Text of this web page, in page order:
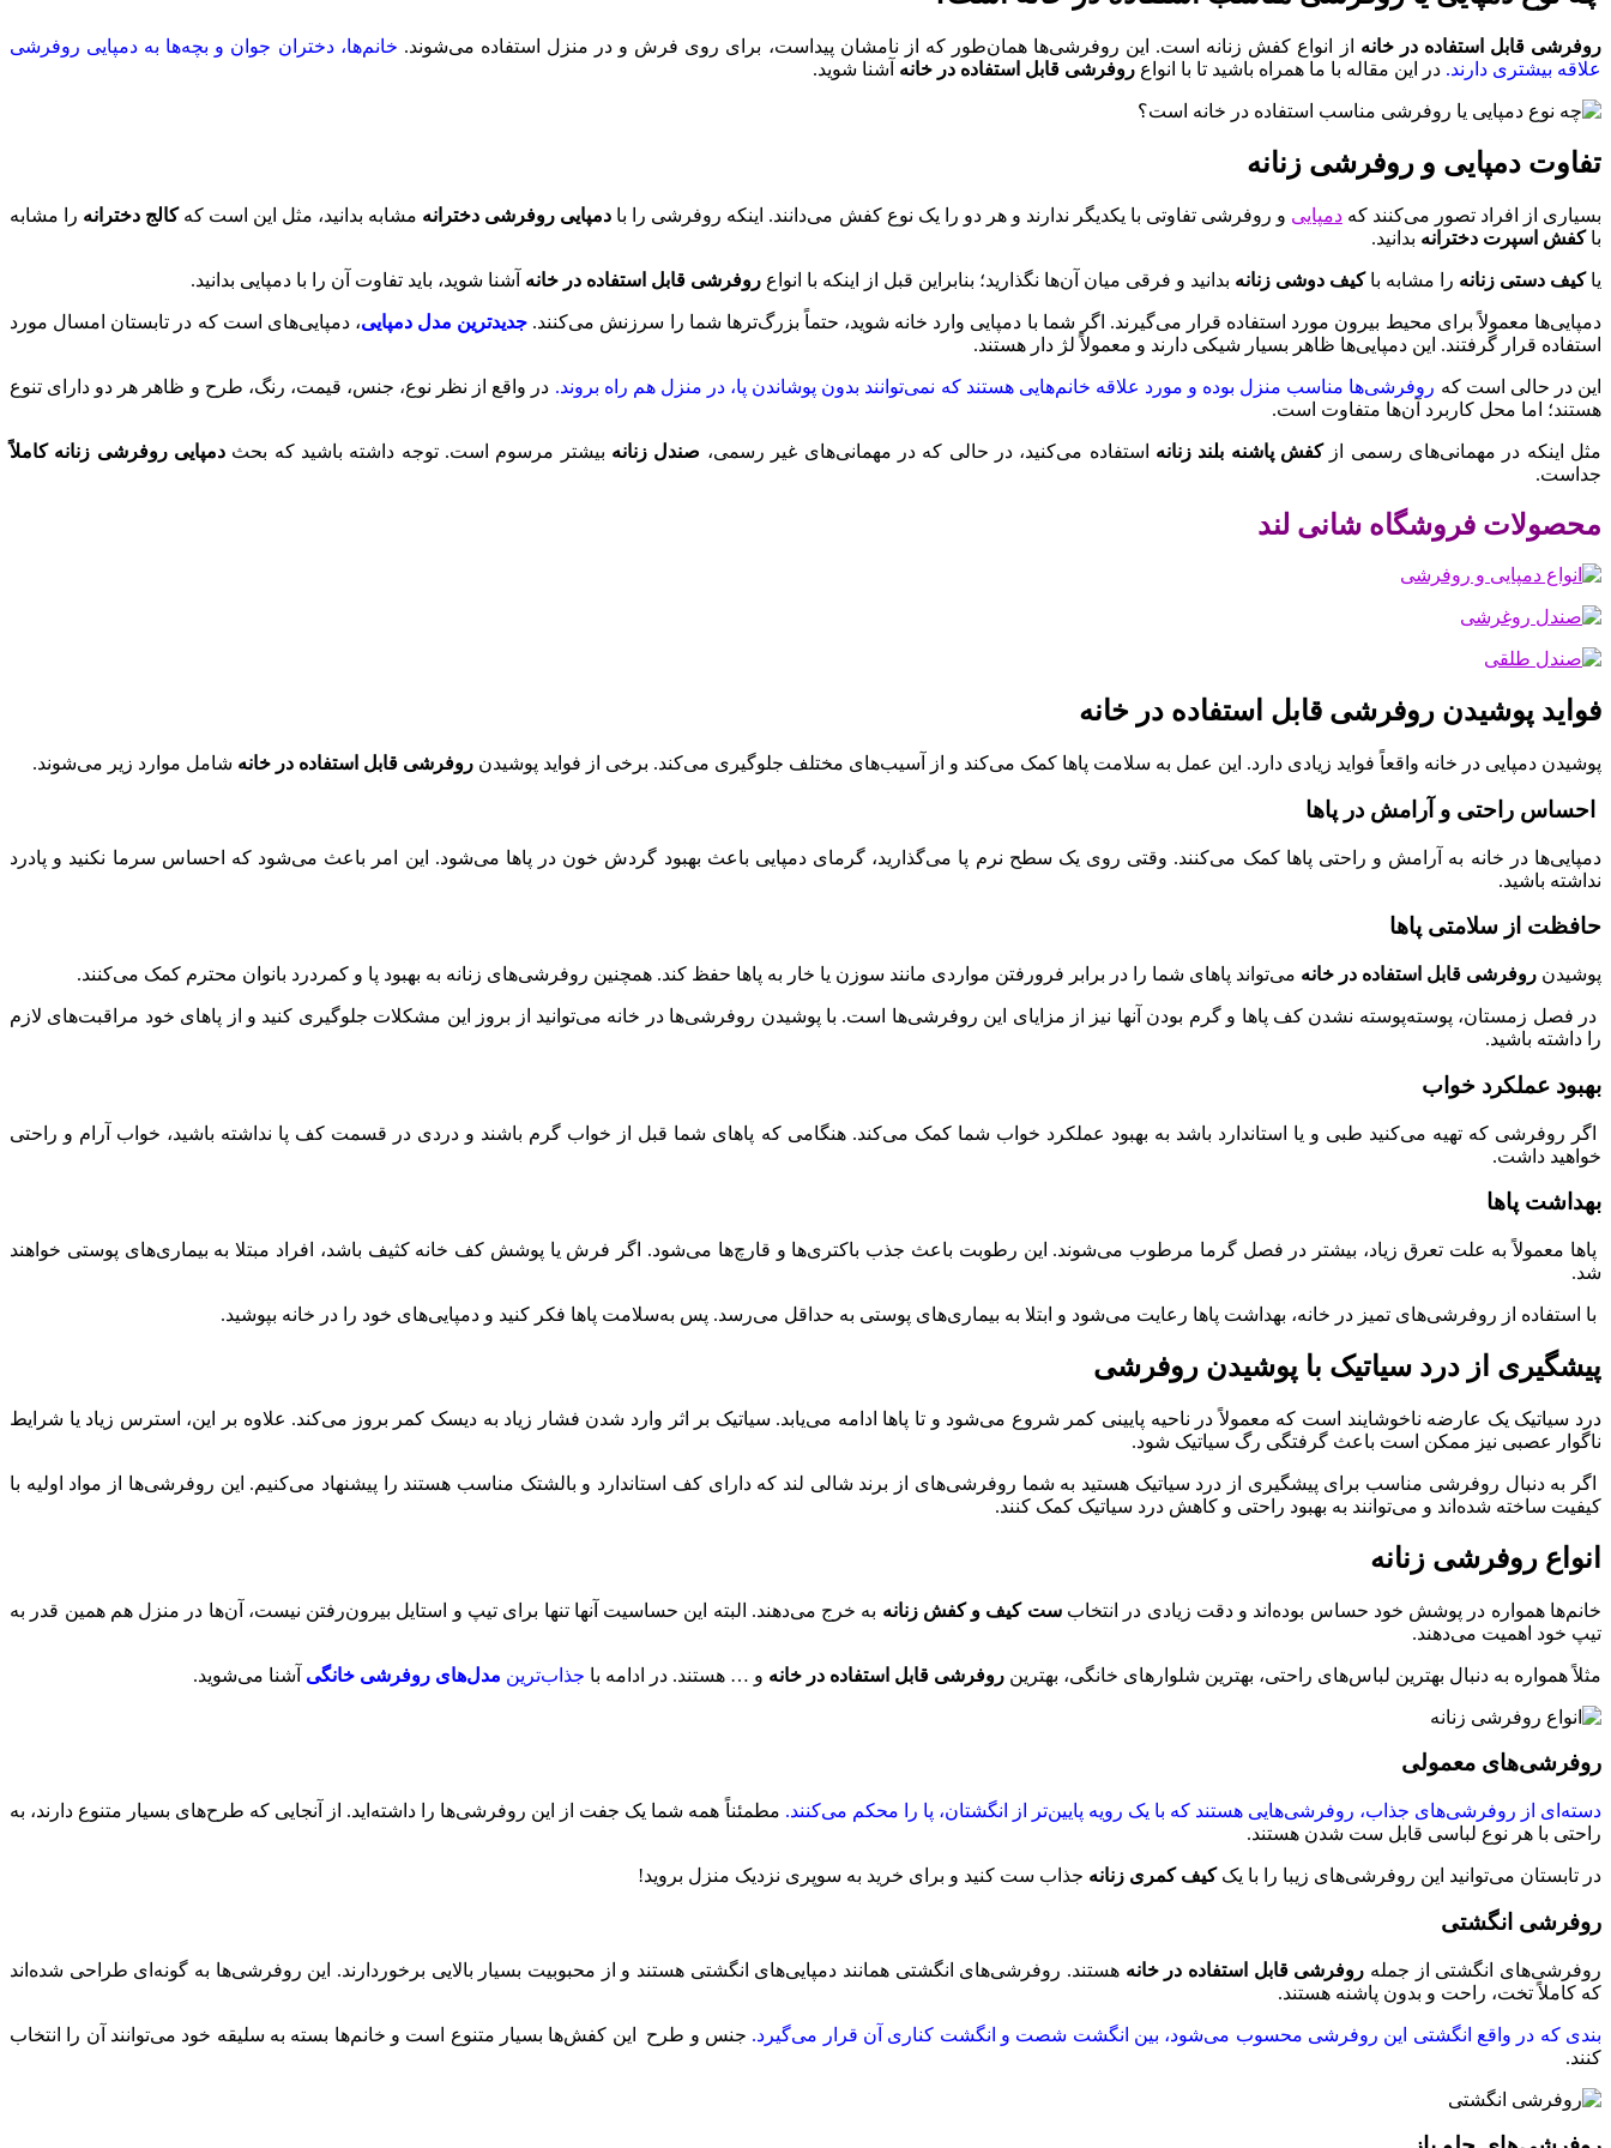
روفرشی قابل استفاده در خانه از انواع کفش زنانه است. این روفرشی‌ها همان‌طور که از نامشان پیداست، برای روی فرش و در منزل استفاده می‌شوند. خانم‌ها، دختران جوان و بچه‌ها به دمپایی روفرشی
علاقه بیشتری دارند. در این مقاله با ما همراه باشید تا با انواع روفرشی قابل استفاده در خانه آشنا شوید.
تفاوت دمپایی و روفرشی زنانه
بسیاری از افراد تصور می‌کنند کهدمپایی و روفرشی تفاوتی با یکدیگر ندارند و هر دو را یک نوع کفش می‌دانند. اینکه روفرشی را با دمپایی روفرشی دخترانه مشابه بدانید، مثل این است کهکالج دخترانه را مشابه
باکفش اسپرت دخترانه بدانید.
یا کیف دستی زنانه را مشابه باکیف دوشی زنانه بدانید و فرقی میان آن‌ها نگذارید؛ بنابراین قبل از اینکه با انواع روفرشی قابل استفاده در خانه آشنا شوید، باید تفاوت آن را با دمپایی بدانید.
دمپایی‌ها معمولاً برای محیط بیرون مورد استفاده قرار می‌گیرند. اگر شما با دمپایی وارد خانه شوید، حتماً بزرگ‌تر‌ها شما را سرزنش می‌کنند. جدیدترین مدل دمپایی، دمپایی‌های است که در تابستان امسال مورد
استفاده قرار گرفتند. این دمپایی‌ها ظاهر بسیار شیکی دارند و معمولاً لژ دار هستند.
این در حالی است که روفرشی‌ها مناسب منزل بوده و مورد علاقه خانم‌هایی هستند که نمی‌توانند بدون پوشاندن پا، در منزل هم راه بروند. در واقع از نظر نوع، جنس، قیمت، رنگ، طرح و ظاهر هر دو دارای تنوع
هستند؛ اما محل کاربرد آن‌ها متفاوت است.
مثل اینکه در مهمانی‌های رسمی ‌ازکفش پاشنه بلند زنانه استفاده می‌کنید، در حالی که در مهمانی‌های غیر رسمی، صندل زنانه بیشتر مرسوم است. توجه داشته باشید که بحث دمپایی روفرشی زنانه کاملاً
جداست.
محصولات فروشگاه شانی لند
فواید پوشیدن روفرشی قابل ‌استفاده در خانه
پوشیدن دمپایی در خانه واقعاً فواید زیادی دارد. این عمل به ‌سلامت پاها کمک می‌کند و از آسیب‌های مختلف جلوگیری می‌کند. برخی از فواید پوشیدن روفرشی قابل استفاده در خانه شامل موارد زیر می‌شوند.
احساس راحتی و آرامش در پاها
دمپایی‌ها در خانه به آرامش و راحتی پاها کمک می‌کنند. وقتی روی یک سطح نرم پا می‌گذارید، گرمای دمپایی باعث بهبود گردش خون در پاها می‌شود. این امر باعث می‌شود که احساس سرما نکنید و پادرد
نداشته باشید.
حافظت از سلامتی پاها
پوشیدن روفرشی قابل استفاده در خانه می‌تواند پاهای شما را در برابر فرورفتن مواردی مانند سوزن یا خار به پاها حفظ کند. همچنین روفرشی‌های زنانه به بهبود پا و کمردرد بانوان محترم کمک می‌کنند.
در فصل زمستان، پوسته‌پوسته نشدن کف پاها و گرم بودن آنها نیز از مزایای این روفرشی‌ها است. با پوشیدن روفرشی‌ها در خانه می‌توانید از بروز این مشکلات جلوگیری کنید و از پاهای خود مراقبت‌های لازم
را داشته باشید.
بهبود عملکرد خواب
اگر روفرشی که تهیه می‌کنید طبی و یا استاندارد باشد به بهبود عملکرد خواب شما کمک می‌کند. هنگامی که پاهای شما قبل از خواب گرم باشند و دردی در قسمت کف پا نداشته باشید، خواب آرام و راحتی
خواهید داشت.
بهداشت پاها
پاها معمولاً به علت تعرق زیاد، بیشتر در فصل گرما مرطوب می‌شوند. این رطوبت باعث جذب باکتری‌ها و قارچ‌ها می‌شود. اگر فرش یا پوشش کف خانه کثیف باشد، افراد مبتلا به بیماری‌های پوستی خواهند
شد.
با استفاده از روفرشی‌های تمیز در خانه، بهداشت پاها رعایت می‌شود و ابتلا به بیماری‌های پوستی به حداقل می‌رسد. پس به‌سلامت پاها فکر کنید و دمپایی‌های خود را در خانه بپوشید.
پیشگیری از درد سیاتیک با پوشیدن روفرشی
درد سیاتیک یک عارضه ناخوشایند است که معمولاً در ناحیه پایینی کمر شروع می‌شود و تا پاها ادامه می‌یابد. سیاتیک بر اثر وارد شدن فشار زیاد به دیسک کمر بروز می‌کند. علاوه بر این، استرس زیاد یا شرایط
ناگوار عصبی نیز ممکن است باعث گرفتگی رگ سیاتیک شود.
اگر به دنبال روفرشی مناسب برای پیشگیری از درد سیاتیک هستید به شما روفرشی‌های از برند شالی لند که دارای کف استاندارد و بالشتک مناسب هستند را پیشنهاد می‌کنیم. این روفرشی‌ها از مواد اولیه با
کیفیت ساخته شده‌اند و می‌توانند به بهبود راحتی و کاهش درد سیاتیک کمک کنند.
انواع روفرشی زنانه
خانم‌ها همواره در پوشش خود حساس بوده‌اند و دقت زیادی در انتخابست کیف و کفش زنانه به خرج می‌دهند. البته این حساسیت آنها تنها برای تیپ و استایل بیرون‌رفتن نیست، آن‌ها در منزل هم همین قدر به
تیپ خود اهمیت می‌دهند.
مثلاً همواره به دنبال بهترین لباس‌های راحتی، بهترین شلوار‌های خانگی، بهترین روفرشی قابل استفاده در خانه و … هستند. در ادامه با جذاب‌ترین مدل‌های روفرشی خانگی آشنا می‌شوید.
روفرشی‌های معمولی
دسته‌ای از روفرشی‌های جذاب، روفرشی‌هایی هستند که با یک رویه پایین‌تر از انگشتان، پا را محکم می‌کنند. مطمئناً همه شما یک جفت از این روفرشی‌ها را داشته‌اید. از آنجایی که طرح‌های بسیار متنوع دارند، به
راحتی با هر نوع لباسی قابل ست‌ شدن هستند.
در تابستان می‌توانید این روفرشی‌های زیبا را با یککیف کمری زنانه جذاب ست کنید و برای خرید به سوپری نزدیک منزل بروید!
روفرشی انگشتی
روفرشی‌های انگشتی از جمله روفرشی قابل استفاده در خانه هستند. روفرشی‌های انگشتی همانند دمپایی‌های انگشتی هستند و از محبوبیت بسیار بالایی برخوردارند. این روفرشی‌ها به گونه‌ای طراحی شده‌اند
که کاملاً تخت، راحت و بدون پاشنه هستند.
بندی که در واقع انگشتی این روفرشی محسوب می‌شود، بین انگشت شصت و انگشت کناری آن قرار می‌گیرد. جنس و طرح این کفش‌ها بسیار متنوع است و خانم‌ها بسته به سلیقه خود می‌توانند آن را انتخاب
کنند.